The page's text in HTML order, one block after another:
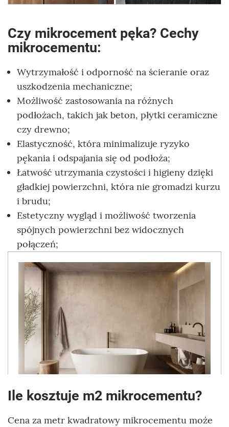
Czy mikrocement pęka? Cechy
mikrocementu:
Wytrzymałość i odporność na ścieranie oraz
uszkodzenia mechaniczne;
Możliwość zastosowania na różnych
podłożach, takich jak beton, płytki ceramiczne
czy drewno;
Elastyczność, która minimalizuje ryzyko
pękania i odspajania się od podłoża;
Łatwość utrzymania czystości i higieny dzięki
gładkiej powierzchni, która nie gromadzi kurzu
i brudu;
Estetyczny wygląd i możliwość tworzenia
spójnych powierzchni bez widocznych
połączeń;
Ile kosztuje m2 mikrocementu?
Cena za metr kwadratowy mikrocementu może